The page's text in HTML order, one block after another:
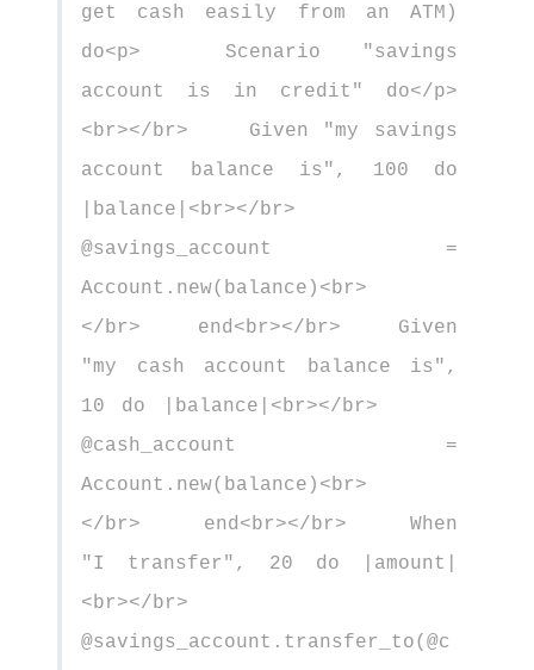
get cash easily from an ATM)
do<p> Scenario "savings
account is in credit" do</p>
<br></br> Given "my savings
account balance is", 100 do
|balance|<br></br>
@savings_account =
Account.new(balance)<br>
</br> end<br></br> Given
"my cash account balance is",
10 do |balance|<br></br>
@cash_account =
Account.new(balance)<br>
</br> end<br></br> When
"I transfer", 20 do |amount|
<br></br>
@savings_account.transfer_to(@c